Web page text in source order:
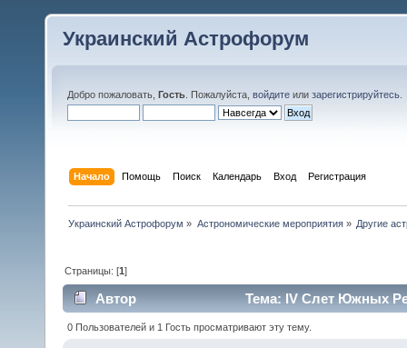
Украинский Астрофорум
Добро пожаловать, Гость . Пожалуйста, войдите или зарегистрируйтесь
Начало Помощь Поиск Календарь Вход Регистрация
Украинский Астрофорум » Астрономические мероприятия» Другие
Страницы: [1]
Автор Тема: IV Слет Южных
0 Пользователей и 1 Гость просматривают эту тему.